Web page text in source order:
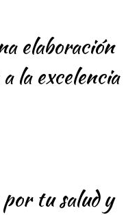
elaboración
la excelencia
tu salud y